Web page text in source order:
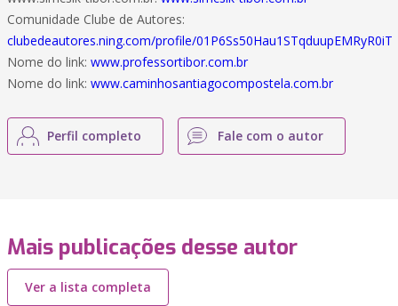
Comunidade Clube de Autores:
clubedeautores.ning.com/profile/01P6Ss50Hau1STqduupEMRyR0iT
Nome do link: www.professortibor.com.br
Nome do link: www.caminhosantiagocompostela.com.br
Perfil completo Fale com o autor
Mais publicações desse autor
Ver a lista completa